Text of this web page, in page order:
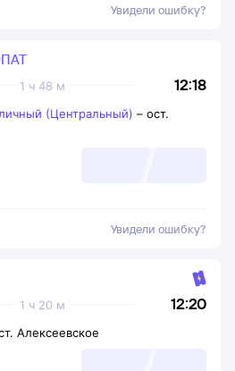
Увидели ошибку?
12:18
1 ч 48 м
(Центральный) – ост.
Увидели ошибку?
12:20
1 ч 20 м
Алексеевское